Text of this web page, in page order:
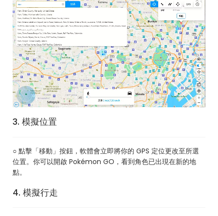
3. 模擬位置
○ 點擊「移動」按鈕，軟體會立即將你的 GPS 定位更改至所選
位置。你可以開啟 Pokémon GO，看到角色已出現在新的地
點。
4. 模擬行走